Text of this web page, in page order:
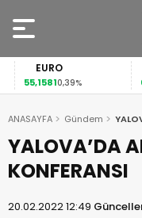
EURO
55,15810,39%
ANASAYFA Gündem
YALOVA’DA
KONFERANSI
20.02.2022 12:49